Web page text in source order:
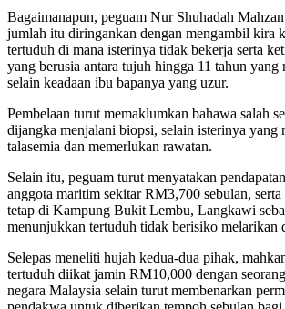
Bagaimanapun, peguam Nur Shuhadah
jumlah itu diringankan dengan mengambil kira
tertuduh di mana isterinya tidak bekerja serta
yang berusia antara tujuh hingga 11 tahun yang
selain keadaan ibu bapanya yang uzur.
Pembelaan turut memaklumkan bahawa salah
dijangka menjalani biopsi, selain isterinya yang
talasemia dan memerlukan rawatan.
Selain itu, peguam turut menyatakan
anggota maritim sekitar RM3,700 sebulan,
tetap di Kampung Bukit Lembu, Langkawi
menunjukkan tertuduh tidak berisiko melarikan
Selepas meneliti hujah kedua-dua pihak,
tertuduh diikat jamin RM10,000 dengan
negara Malaysia selain turut membenarkan